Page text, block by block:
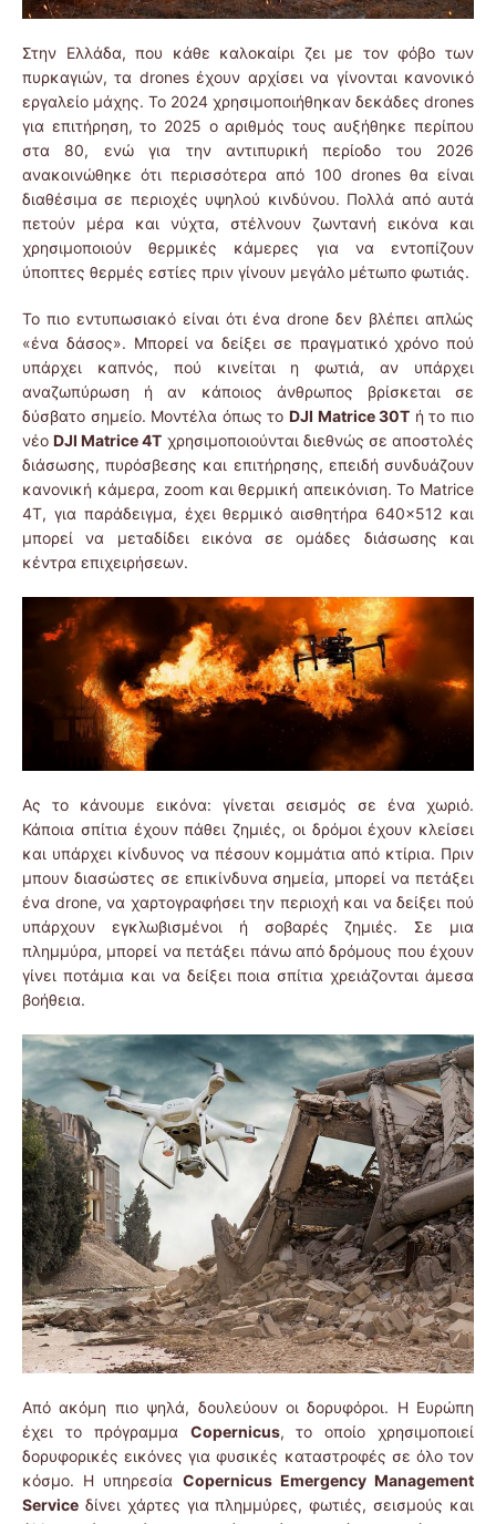
Στην Ελλάδα, που κάθε καλοκαίρι ζει με τον φόβο των
πυρκαγιών, τα drones έχουν αρχίσει να γίνονται κανονικό
εργαλείο μάχης. Το 2024 χρησιμοποιήθηκαν δεκάδες drones
για επιτήρηση, το 2025 ο αριθμός τους αυξήθηκε περίπου
στα 80, ενώ για την αντιπυρική περίοδο του 2026
ανακοινώθηκε ότι περισσότερα από 100 drones θα είναι
διαθέσιμα σε περιοχές υψηλού κινδύνου. Πολλά από αυτά
πετούν μέρα και νύχτα, στέλνουν ζωντανή εικόνα και
χρησιμοποιούν θερμικές κάμερες για να εντοπίζουν
ύποπτες θερμές εστίες πριν γίνουν μεγάλο μέτωπο φωτιάς.
Το πιο εντυπωσιακό είναι ότι ένα drone δεν βλέπει απλώς
«ένα δάσος». Μπορεί να δείξει σε πραγματικό χρόνο πού
υπάρχει καπνός, πού κινείται η φωτιά, αν υπάρχει
αναζωπύρωση ή αν κάποιος άνθρωπος βρίσκεται σε
δύσβατο σημείο. Μοντέλα όπως το DJI Matrice 30T ή το πιο
νέοDJI Matrice 4T χρησιμοποιούνται διεθνώς σε αποστολές
διάσωσης, πυρόσβεσης και επιτήρησης, επειδή συνδυάζουν
κανονική κάμερα, zoom και θερμική απεικόνιση. Το Matrice
4T, για παράδειγμα, έχει θερμικό αισθητήρα 640×512 και
μπορεί να μεταδίδει εικόνα σε ομάδες διάσωσης και
κέντρα επιχειρήσεων.
Ας το κάνουμε εικόνα: γίνεται σεισμός σε ένα χωριό.
Κάποια σπίτια έχουν πάθει ζημιές, οι δρόμοι έχουν κλείσει
και υπάρχει κίνδυνος να πέσουν κομμάτια από κτίρια. Πριν
μπουν διασώστες σε επικίνδυνα σημεία, μπορεί να πετάξει
ένα drone, να χαρτογραφήσει την περιοχή και να δείξει πού
υπάρχουν εγκλωβισμένοι ή σοβαρές ζημιές. Σε μια
πλημμύρα, μπορεί να πετάξει πάνω από δρόμους που έχουν
γίνει ποτάμια και να δείξει ποια σπίτια χρειάζονται άμεσα
βοήθεια.
Από ακόμη πιο ψηλά, δουλεύουν οι δορυφόροι. Η Ευρώπη
έχει το πρόγραμμα Copernicus, το οποίο χρησιμοποιεί
δορυφορικές εικόνες για φυσικές καταστροφές σε όλο τον
κόσμο. Η υπηρεσία Copernicus Emergency Management
Service δίνει χάρτες για πλημμύρες, φωτιές, σεισμούς και